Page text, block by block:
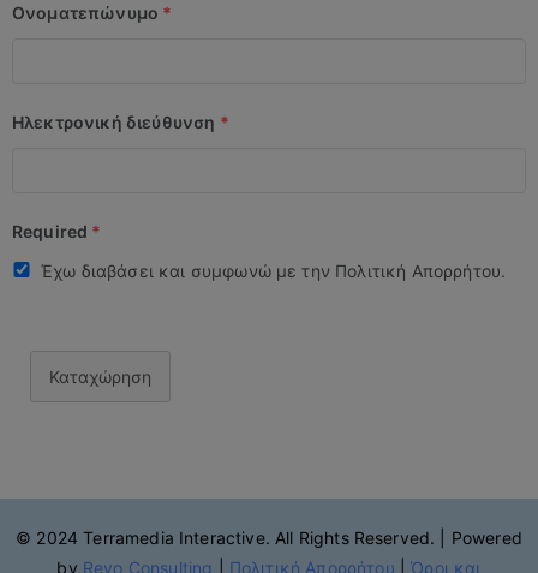
Ονοματεπώνυμο *
Ηλεκτρονική διεύθυνση *
Required *
Έχω διαβάσει και συμφωνώ με την Πολιτική Απορρήτου.
Καταχώρηση
© 2024 Terramedia Interactive. All Rights Reserved. | Powered
by Revo Consulting Πολιτική Απορρήτου |Όροι και